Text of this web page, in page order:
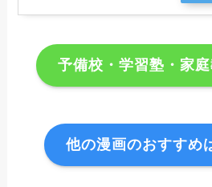
予備校・学習塾・家
他の漫画のおすすめ